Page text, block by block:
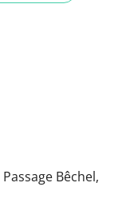
Passage Bêchel,